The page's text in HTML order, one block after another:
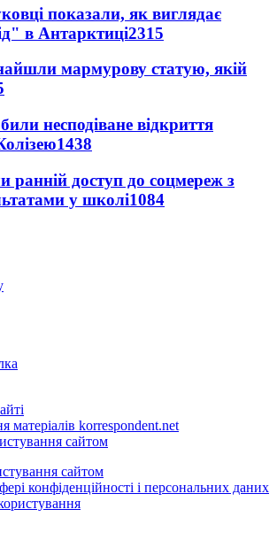
показали, як виглядає
в Антарктиці2315
мармурову статую, якій
несподіване відкриття
1438
ранній доступ до соцмереж з
у школі1084
матеріалів korrespondent.net
сайтом
сайтом
конфіденційності і персональних даних